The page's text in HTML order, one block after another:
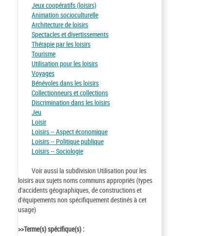
Jeux coopératifs (loisirs)
Animation socioculturelle
Architecture de loisirs
Spectacles et divertissements
Thérapie par les loisirs
Tourisme
Utilisation pour les loisirs
Voyages
Bénévoles dans les loisirs
Collectionneurs et collections
Discrimination dans les loisirs
Jeu
Loisir
Loisirs -- Aspect économique
Loisirs -- Politique publique
Loisirs -- Sociologie
Voir aussi la subdivision Utilisation pour les
loisirs aux sujets noms communs appropriés (types
d'accidents géographiques, de constructions et
d'équipements non spécifiquement destinés à cet
usage)
>>Terme(s) spécifique(s) :